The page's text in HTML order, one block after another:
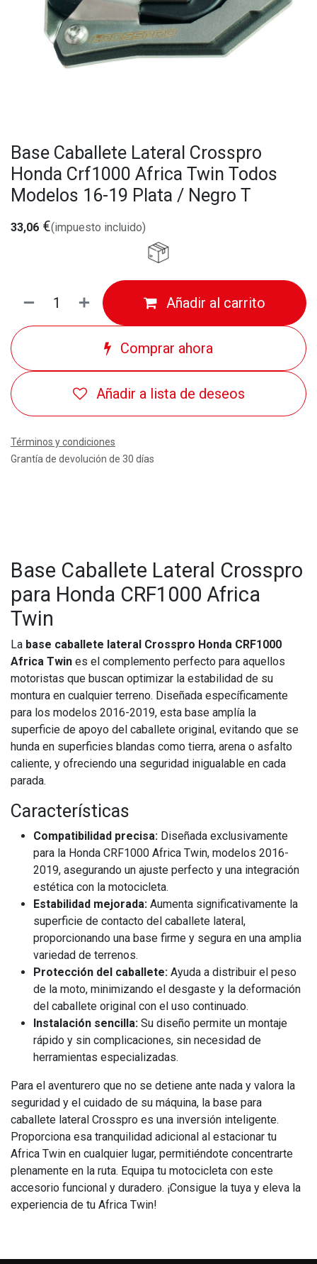
Base Caballete Lateral Crosspro
Honda Crf1000 Africa Twin Todos
Modelos 16-19 Plata / Negro T
33,06 €(impuesto incluido)
Añadir al carrito
Comprar ahora
Añadir a lista de deseos
Términos y condiciones
Grantía de devolución de 30 días
Base Caballete Lateral Crosspro
para Honda CRF1000 Africa
Twin
La base caballete lateral Crosspro Honda CRF1000
Africa Twin es el complemento perfecto para aquellos
motoristas que buscan optimizar la estabilidad de su
montura en cualquier terreno. Diseñada específicamente
para los modelos 2016-2019, esta base amplía la
superficie de apoyo del caballete original, evitando que se
hunda en superficies blandas como tierra, arena o asfalto
caliente, y ofreciendo una seguridad inigualable en cada
parada.
Características
Compatibilidad precisa: Diseñada exclusivamente
para la Honda CRF1000 Africa Twin, modelos 2016-
2019, asegurando un ajuste perfecto y una integración
estética con la motocicleta.
Estabilidad mejorada: Aumenta significativamente la
superficie de contacto del caballete lateral,
proporcionando una base firme y segura en una amplia
variedad de terrenos.
Protección del caballete: Ayuda a distribuir el peso
de la moto, minimizando el desgaste y la deformación
del caballete original con el uso continuado.
Instalación sencilla: Su diseño permite un montaje
rápido y sin complicaciones, sin necesidad de
herramientas especializadas.
Para el aventurero que no se detiene ante nada y valora la
seguridad y el cuidado de su máquina, la base para
caballete lateral Crosspro es una inversión inteligente.
Proporciona esa tranquilidad adicional al estacionar tu
Africa Twin en cualquier lugar, permitiéndote concentrarte
plenamente en la ruta. Equipa tu motocicleta con este
accesorio funcional y duradero. ¡Consigue la tuya y eleva la
experiencia de tu Africa Twin!